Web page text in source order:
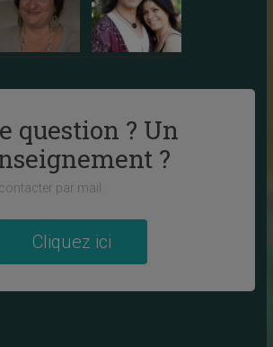
question ? Un
?
par mail :
Cliquez ici